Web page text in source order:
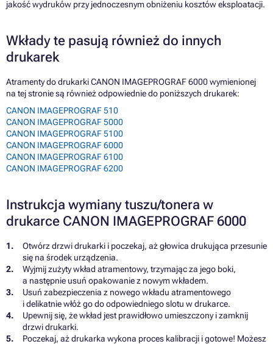
jakość wydruków przy jednoczesnym obniżeniu kosztów eksploatacji.
Wkłady te pasują również do innych
drukarek
Atramenty do drukarki CANON IMAGEPROGRAF 6000 wymienionej
na tej stronie są również odpowiednie do poniższych drukarek:
CANON IMAGEPROGRAF 510
CANON IMAGEPROGRAF 5000
CANON IMAGEPROGRAF 5100
CANON IMAGEPROGRAF 6000
CANON IMAGEPROGRAF 6100
CANON IMAGEPROGRAF 6200
Instrukcja wymiany tuszu/tonera w
drukarce CANON IMAGEPROGRAF 6000
Otwórz drzwi drukarki i poczekaj, aż głowica drukująca przesunie
się na środek urządzenia.
Wyjmij zużyty wkład atramentowy, trzymając za jego boki,
a następnie usuń opakowanie z nowym wkładem.
Usuń zabezpieczenia z nowego wkładu atramentowego
i delikatnie włóż go do odpowiedniego slotu w drukarce.
Upewnij się, że wkład jest prawidłowo umieszczony i zamknij
drzwi drukarki.
Poczekaj, aż drukarka wykona proces kalibracji i gotowe! Możesz